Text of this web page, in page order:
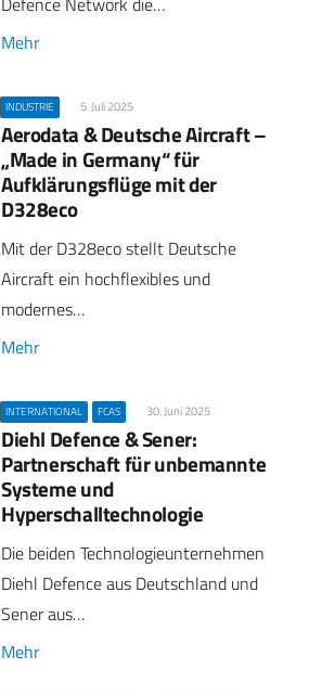
Mehr
INDUSTRIE 5. Juli 2025
Aerodata & Deutsche Aircraft –
„Made in Germany“ für
Aufklärungsflüge mit der
D328eco
Mit der D328eco stellt Deutsche
Aircraft ein hochflexibles und
modernes…
Mehr
INTERNATIONAL FCAS 30. Juni 2025
Diehl Defence & Sener:
Partnerschaft für unbemannte
Systeme und
Hyperschalltechnologie
Die beiden Technologieunternehmen
Diehl Defence aus Deutschland und
Sener aus…
Mehr